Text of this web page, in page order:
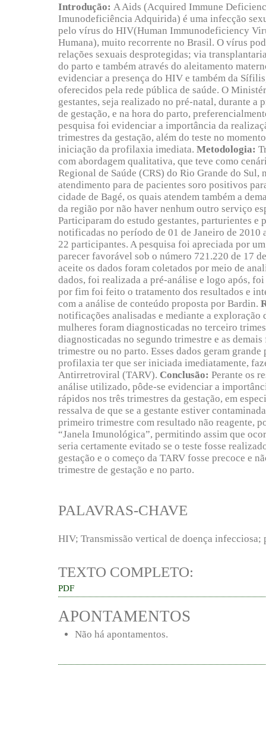
Introdução: A Aids (Acquired Immune
Imunodeficiência Adquirida) é uma infecção
pelo vírus do HIV(Human Immunodeficiency
Humana), muito recorrente no Brasil. O vírus
relações sexuais desprotegidas; via
do parto e também através do aleitamento
evidenciar a presença do HIV e também da
oferecidos pela rede pública de saúde. O
gestantes, seja realizado no pré-natal, durante
de gestação, e na hora do parto,
pesquisa foi evidenciar a importância da
trimestres da gestação, além do teste no
iniciação da profilaxia imediata. Metodologia:
com abordagem qualitativa, que teve como
Regional de Saúde (CRS) do Rio Grande do Sul,
atendimento para de pacientes soro positivos
cidade de Bagé, os quais atendem também a
da região por não haver nenhum outro serviço
Participaram do estudo gestantes, parturientes e
notificadas no período de 01 de Janeiro de 2010
22 participantes. A pesquisa foi apreciada por
parecer favorável sob o número 721.220 de 17
aceite os dados foram coletados por meio de
dados, foi realizada a pré-análise e logo após,
por fim foi feito o tratamento dos resultados e
com a análise de conteúdo proposta por Bardin.
notificações analisadas e mediante a exploração
mulheres foram diagnosticadas no terceiro
diagnosticadas no segundo trimestre e as
trimestre ou no parto. Esses dados geram
profilaxia ter que ser iniciada imediatamente,
Antirretroviral (TARV). Conclusão: Perante os
análise utilizado, pôde-se evidenciar a
rápidos nos três trimestres da gestação, em
ressalva de que se a gestante estiver
primeiro trimestre com resultado não reagente,
“Janela Imunológica”, permitindo assim que
seria certamente evitado se o teste fosse
gestação e o começo da TARV fosse precoce e
trimestre de gestação e no parto.
PALAVRAS-CHAVE
HIV; Transmissão vertical de doença infecciosa;
TEXTO COMPLETO:
PDF
APONTAMENTOS
Não há apontamentos.